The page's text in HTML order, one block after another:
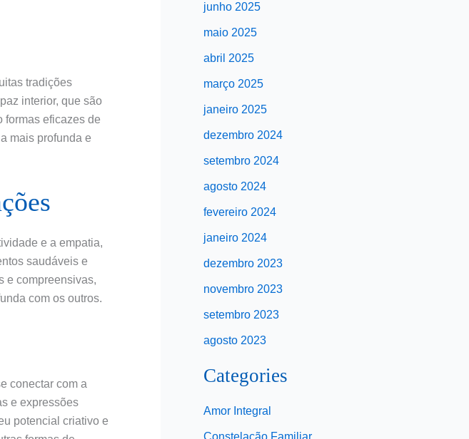
tradições
interior, que são
formas eficazes de
mais profunda e
e a empatia,
saudáveis e
e compreensivas,
com os outros.
conectar com a
e expressões
potencial criativo e
junho 2025
maio 2025
abril 2025
março 2025
janeiro 2025
dezembro 2024
setembro 2024
agosto 2024
fevereiro 2024
janeiro 2024
dezembro 2023
novembro 2023
setembro 2023
agosto 2023
Categories
Amor Integral
Constelação Familiar